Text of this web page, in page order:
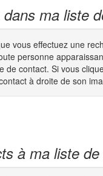
ma liste
vous effectuez une
personne
contact. Si vous
à droite de son
à ma liste